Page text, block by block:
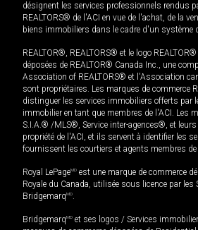
désignent les services professionnels rendus
REALTORS® de l'ACI en vue de l'achat, de la
biens immobiliers dans le cadre d'un système
REALTOR®, REALTORS® et le logo
déposées de REALTOR® Canada Inc., une
Association of REALTORS® et l'Association
sont propriétaires. Les marques de commerce
distinguer les services immobiliers offerts par
immobilier en tant que membres de l'ACI. Les
S.I.A.® /MLS®, Service inter-agences®, et
propriété de l'ACI, et ils servent à identifier les
fournissent les courtiers et agents membres de
Royal LePageMD est une marque de commerce
Royale du Canada, utilisée sous licence par
BridgemarqMD.
BridgemarqMD et ses logos / Services